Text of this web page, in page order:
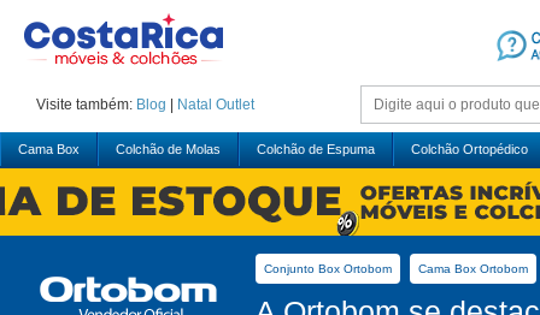
Visite também: Blog Natal Outlet
Cama Box Colchão de Molas Colchão de Espuma Colchão Ortopédico
Conjunto Box Ortobom Cama Box Ortobom